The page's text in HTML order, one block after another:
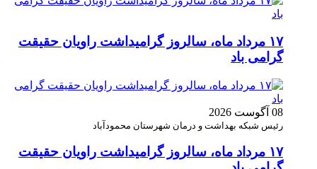
۱۷ مرداد ماه، سالروز گرامیداشت راویان حقیقت
گرامی باد
08 آگوست 2026
رئیس شبکه بهداشت و درمان شهرستان محمودآباد
۱۷ مرداد ماه، سالروز گرامیداشت راویان حقیقت